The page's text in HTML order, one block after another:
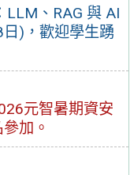
LLM、RAG 與 AI
)，歡迎學生踴
元智暑期資安
加。